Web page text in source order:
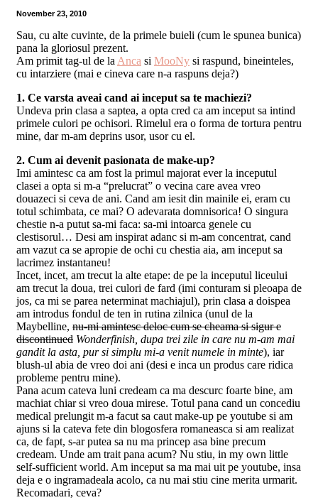
November 23, 2010
Sau, cu alte cuvinte, de la primele buieli (cum le spunea bunica)
pana la gloriosul prezent.
Am primit tag-ul de la Anca si MooNy si raspund, bineinteles,
cu intarziere (mai e cineva care n-a raspuns deja?)
1. Ce varsta aveai cand ai inceput sa te machiezi?
Undeva prin clasa a saptea, a opta cred ca am inceput sa intind
primele culori pe ochisori. Rimelul era o forma de tortura pentru
mine, dar m-am deprins usor, usor cu el.
2. Cum ai devenit pasionata de make-up?
Imi amintesc ca am fost la primul majorat ever la inceputul
clasei a opta si m-a “prelucrat” o vecina care avea vreo
douazeci si ceva de ani. Cand am iesit din mainile ei, eram cu
totul schimbata, ce mai? O adevarata domnisorica! O singura
chestie n-a putut sa-mi faca: sa-mi intoarca genele cu
clestisorul… Desi am inspirat adanc si m-am concentrat, cand
am vazut ca se apropie de ochi cu chestia aia, am inceput sa
lacrimez instantaneu!
Incet, incet, am trecut la alte etape: de pe la inceputul liceului
am trecut la doua, trei culori de fard (imi conturam si pleoapa de
jos, ca mi se parea neterminat machiajul), prin clasa a doispea
am introdus fondul de ten in rutina zilnica (unul de la
Maybelline, nu-mi amintesc deloc cum se cheama si sigur e
discontinued Wonderfinish, dupa trei zile in care nu m-am mai
gandit la asta, pur si simplu mi-a venit numele in minte), iar
blush-ul abia de vreo doi ani (desi e inca un produs care ridica
probleme pentru mine).
Pana acum cateva luni credeam ca ma descurc foarte bine, am
machiat chiar si vreo doua mirese. Totul pana cand un concediu
medical prelungit m-a facut sa caut make-up pe youtube si am
ajuns si la cateva fete din blogosfera romaneasca si am realizat
ca, de fapt, s-ar putea sa nu ma princep asa bine precum
credeam. Unde am trait pana acum? Nu stiu, in my own little
self-sufficient world. Am inceput sa ma mai uit pe youtube, insa
deja e o ingramadeala acolo, ca nu mai stiu cine merita urmarit.
Recomadari, ceva?